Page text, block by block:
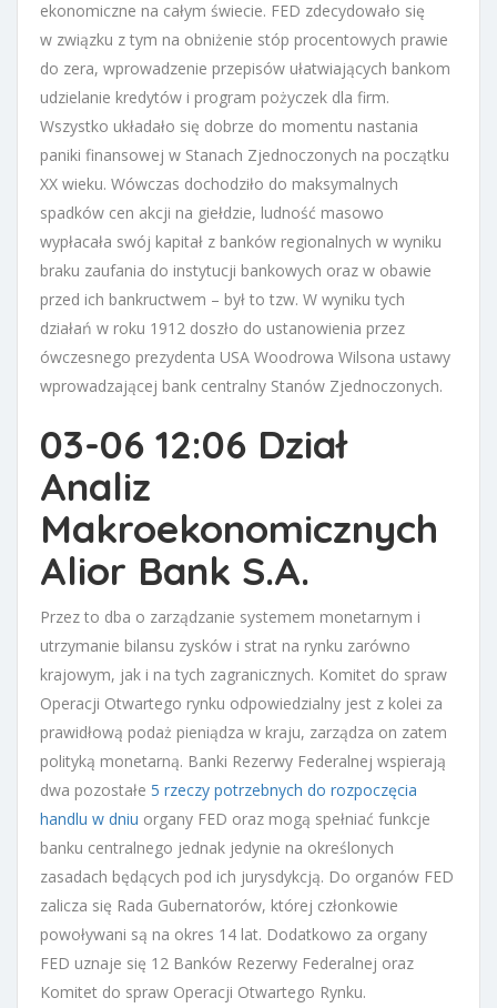
ekonomiczne na całym świecie. FED zdecydowało się
w związku z tym na obniżenie stóp procentowych prawie
do zera, wprowadzenie przepisów ułatwiających bankom
udzielanie kredytów i program pożyczek dla firm.
Wszystko układało się dobrze do momentu nastania
paniki finansowej w Stanach Zjednoczonych na początku
XX wieku. Wówczas dochodziło do maksymalnych
spadków cen akcji na giełdzie, ludność masowo
wypłacała swój kapitał z banków regionalnych w wyniku
braku zaufania do instytucji bankowych oraz w obawie
przed ich bankructwem – był to tzw. W wyniku tych
działań w roku 1912 doszło do ustanowienia przez
ówczesnego prezydenta USA Woodrowa Wilsona ustawy
wprowadzającej bank centralny Stanów Zjednoczonych.
03-06 12:06 Dział
Analiz
Makroekonomicznych
Alior Bank S.A.
Przez to dba o zarządzanie systemem monetarnym i
utrzymanie bilansu zysków i strat na rynku zarówno
krajowym, jak i na tych zagranicznych. Komitet do spraw
Operacji Otwartego rynku odpowiedzialny jest z kolei za
prawidłową podaż pieniądza w kraju, zarządza on zatem
polityką monetarną. Banki Rezerwy Federalnej wspierają
dwa pozostałe 5 rzeczy potrzebnych do rozpoczęcia
handlu w dniu organy FED oraz mogą spełniać funkcje
banku centralnego jednak jedynie na określonych
zasadach będących pod ich jurysdykcją. Do organów FED
zalicza się Rada Gubernatorów, której członkowie
powoływani są na okres 14 lat. Dodatkowo za organy
FED uznaje się 12 Banków Rezerwy Federalnej oraz
Komitet do spraw Operacji Otwartego Rynku.